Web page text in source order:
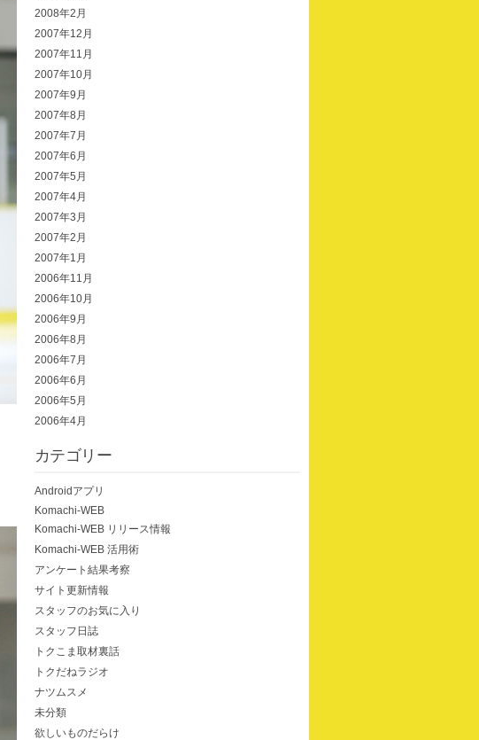
2008年2月
2007年12月
2007年11月
2007年10月
2007年9月
2007年8月
2007年7月
2007年6月
2007年5月
2007年4月
2007年3月
2007年2月
2007年1月
2006年11月
2006年10月
2006年9月
2006年8月
2006年7月
2006年6月
2006年5月
2006年4月
カテゴリー
Androidアプリ
Komachi-WEB
Komachi-WEB リリース情報
Komachi-WEB 活用術
アンケート結果考察
サイト更新情報
スタッフのお気に入り
スタッフ日誌
トクこま取材裏話
トクだねラジオ
ナツムスメ
未分類
欲しいものだらけ